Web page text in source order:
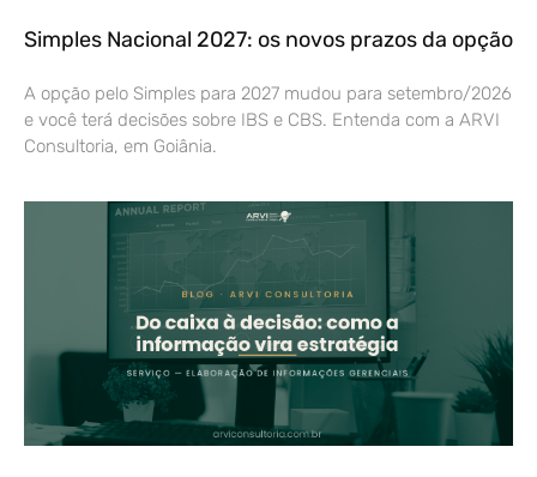
Simples Nacional 2027: os novos prazos da opção
A opção pelo Simples para 2027 mudou para setembro/2026
e você terá decisões sobre IBS e CBS. Entenda com a ARVI
Consultoria, em Goiânia.